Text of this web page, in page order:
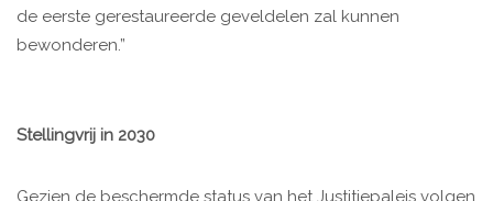
de eerste gerestaureerde geveldelen zal kunnen
bewonderen.”
Stellingvrij in 2030
Gezien de beschermde status van het Justitiepaleis volgen